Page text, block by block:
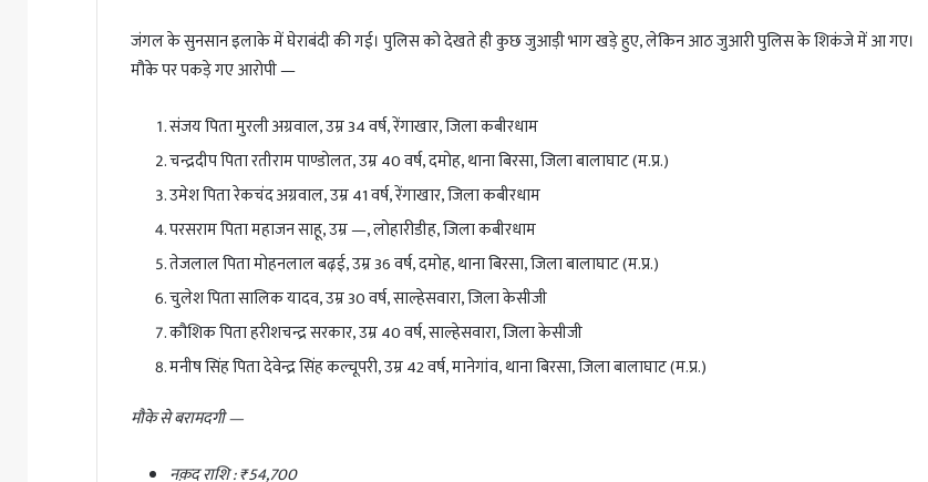
जंगल के सुनसान इलाके में घेराबंदी की गई। पुलिस को देखते ही कुछ जुआड़ी भाग खड़े हुए, लेकिन आठ जुआरी पुलिस के शिकंजे में आ गए।
मौके पर पकड़े गए आरोपी —
संजय पिता मुरली अग्रवाल, उम्र 34 वर्ष, रेंगाखार, जिला कबीरधाम
चन्द्रदीप पिता रतीराम पाण्डोलत, उम्र 40 वर्ष, दमोह, थाना बिरसा, जिला बालाघाट (म.प्र.)
उमेश पिता रेकचंद अग्रवाल, उम्र 41 वर्ष, रेंगाखार, जिला कबीरधाम
परसराम पिता महाजन साहू, उम्र —, लोहारीडीह, जिला कबीरधाम
तेजलाल पिता मोहनलाल बढ़ई, उम्र 36 वर्ष, दमोह, थाना बिरसा, जिला बालाघाट (म.प्र.)
चुलेश पिता सालिक यादव, उम्र 30 वर्ष, साल्हेसवारा, जिला केसीजी
कौशिक पिता हरीशचन्द्र सरकार, उम्र 40 वर्ष, साल्हेसवारा, जिला केसीजी
मनीष सिंह पिता देवेन्द्र सिंह कल्चूपरी, उम्र 42 वर्ष, मानेगांव, थाना बिरसा, जिला बालाघाट (म.प्र.)
मौके से बरामदगी —
नक़द राशि : ₹54,700